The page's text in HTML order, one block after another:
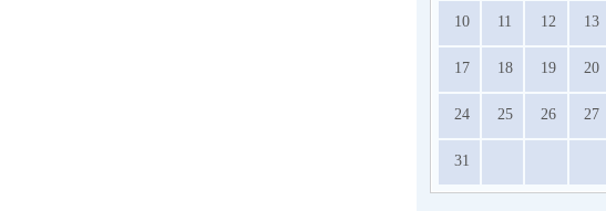
10 11 12 13
17 18 19 20
24 25 26 27
31